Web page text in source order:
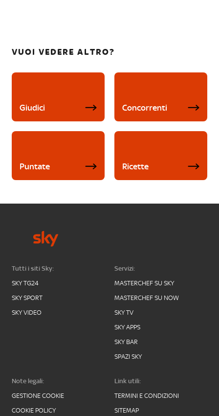
VUOI VEDERE ALTRO?
Giudici Concorrenti
Puntate Ricette
Tutti i siti Sky:
SKY TG24
SKY SPORT
SKY VIDEO
Servizi:
MASTERCHEF SU SKY
MASTERCHEF SU NOW
SKY TV
SKY APPS
SKY BAR
SPAZI SKY
Note legali:
GESTIONE COOKIE
COOKIE POLICY
Link utili:
TERMINI E CONDIZIONI
SITEMAP